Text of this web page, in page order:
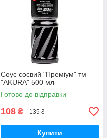
Соус соєвий "Преміум" тм
"AKURA" 500 мл
Готово до відправки
108 ₴ 135 ₴
Купити